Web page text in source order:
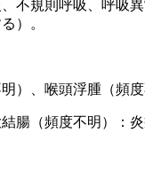
規則呼吸、呼吸
）。
）、喉頭浮腫（頻度
（頻度不明）：